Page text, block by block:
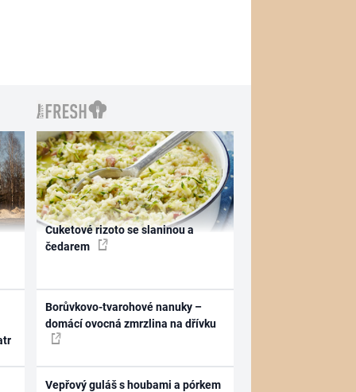
Cuketové rizoto se slaninou a
čedarem
Borůvkovo-tvarohové nanuky –
domácí ovocná zmrzlina na dřívku
Vepřový guláš s houbami a pórkem